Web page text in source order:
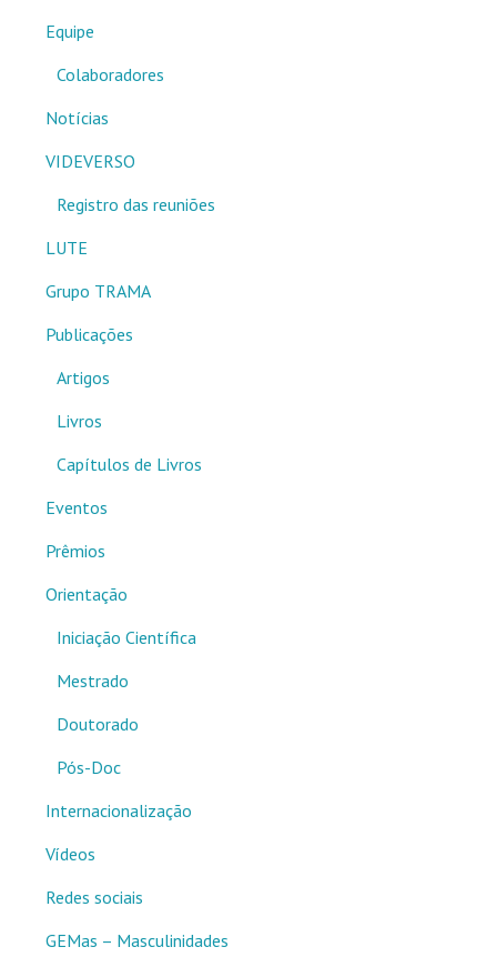
Equipe
Colaboradores
Notícias
VIDEVERSO
Registro das reuniões
LUTE
Grupo TRAMA
Publicações
Artigos
Livros
Capítulos de Livros
Eventos
Prêmios
Orientação
Iniciação Científica
Mestrado
Doutorado
Pós-Doc
Internacionalização
Vídeos
Redes sociais
GEMas – Masculinidades